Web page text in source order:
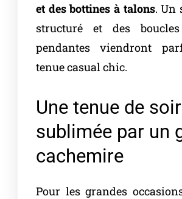
et des bottines à talons. Un
structuré et des boucles
pendantes viendront
tenue casual chic.
Une tenue de
sublimée par un
cachemire
Pour les grandes